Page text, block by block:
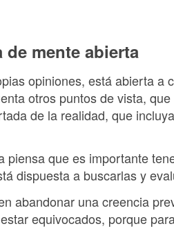
de mente abierta
opiniones, está abierta a
otros puntos de vista,
de la realidad, que
piensa que es importante
dispuesta a buscarlas y
abandonar una creencia
equivocados, porque